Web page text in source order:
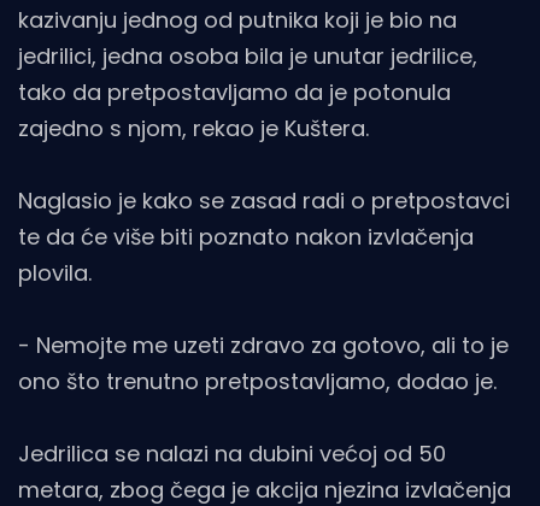
kazivanju jednog od putnika koji je bio na
jedrilici, jedna osoba bila je unutar jedrilice,
tako da pretpostavljamo da je potonula
zajedno s njom, rekao je Kuštera.
Naglasio je kako se zasad radi o pretpostavci
te da će više biti poznato nakon izvlačenja
plovila.
- Nemojte me uzeti zdravo za gotovo, ali to je
ono što trenutno pretpostavljamo, dodao je.
Jedrilica se nalazi na dubini većoj od 50
metara, zbog čega je akcija njezina izvlačenja